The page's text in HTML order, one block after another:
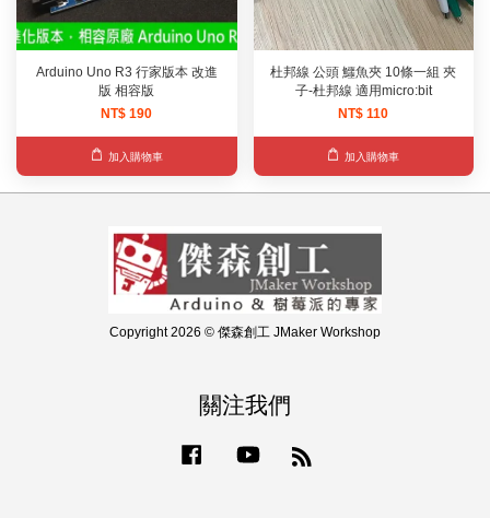
Arduino Uno R3 行家版本 改進
版 相容版
NT$ 190
加入購物車
杜邦線 公頭 鱷魚夾 10條一組 夾
子-杜邦線 適用micro:bit
NT$ 110
加入購物車
Copyright 2026 © 傑森創工 JMaker Workshop
關注我們
Facebook YouTube